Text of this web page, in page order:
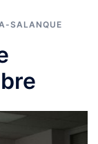
SALANQUE